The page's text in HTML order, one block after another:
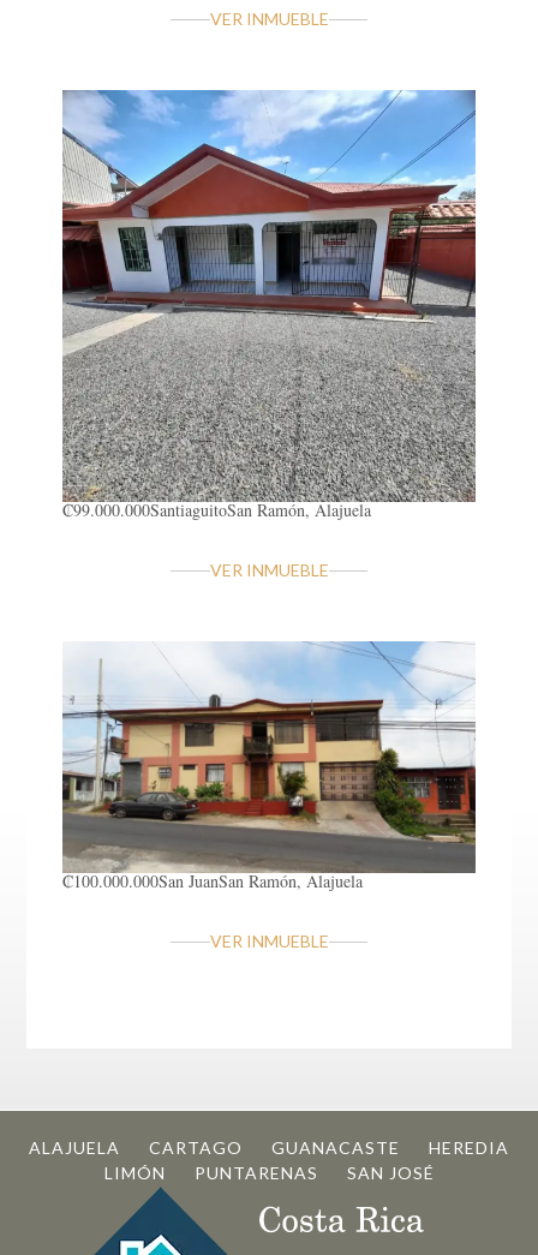
VER INMUEBLE
₡99.000.000SantiaguitoSan Ramón, Alajuela
VER INMUEBLE
₡100.000.000San JuanSan Ramón, Alajuela
VER INMUEBLE
ALAJUELA CARTAGO GUANACASTE
HEREDIA
LIMÓN
PUNTARENAS SAN JOSÉ